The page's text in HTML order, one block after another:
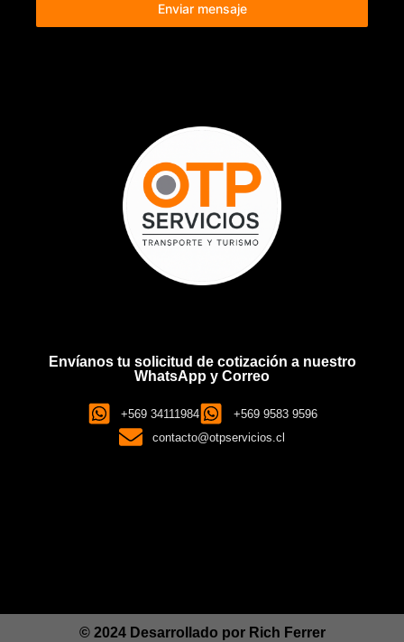
Enviar mensaje
Envíanos tu solicitud de cotización a nuestro
WhatsApp y Correo
+569 34111984
+569 9583 9596
contacto@otpservicios.cl
© 2024 Desarrollado por Rich Ferrer